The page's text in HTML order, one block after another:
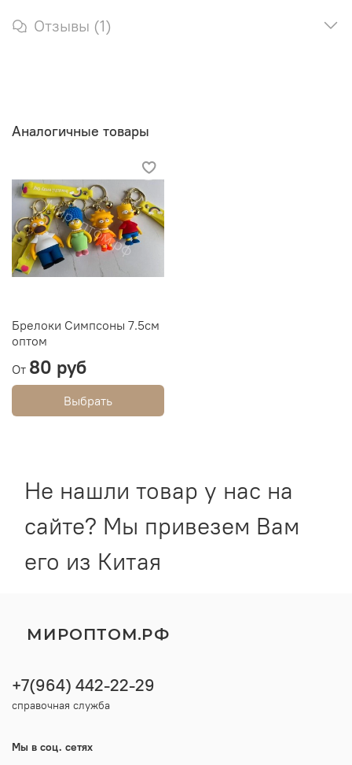
Отзывы (1)
Аналогичные товары
Брелоки Симпсоны 7.5см
оптом
От 80 руб
Выбрать
Не нашли товар у нас на
сайте? Мы привезем Вам
его из Китая
МИРОПТОМ.РФ
+7(964) 442-22-29
справочная служба
Мы в соц. сетях